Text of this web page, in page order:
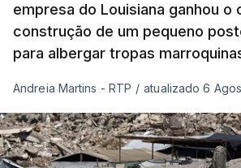
empresa do Louisiana ganhou o
construção de um pequeno
para albergar tropas
Andreia Martins - RTP / atualizado 6